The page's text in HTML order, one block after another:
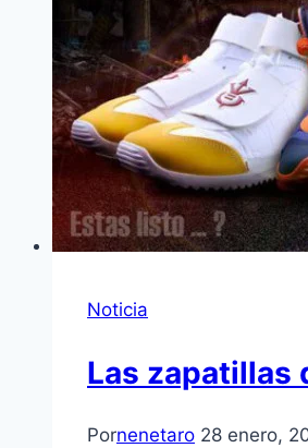
Noticia
Las zapatillas
Pornenetaro 28 enero,